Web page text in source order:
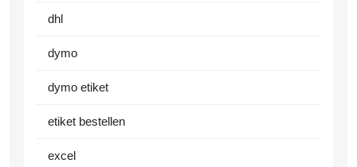
dhl
dymo
dymo etiket
etiket bestellen
excel